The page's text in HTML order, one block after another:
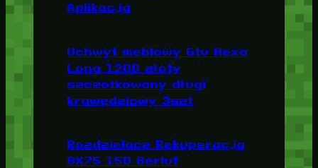
Aplikacja
Uchwyt meblowy Gtv Hexa
Long 1200 złoty
szczotkowany długi
krawędziowy 3szt
Rozdzielacz Rekuperacja
8X75 150 Berluf